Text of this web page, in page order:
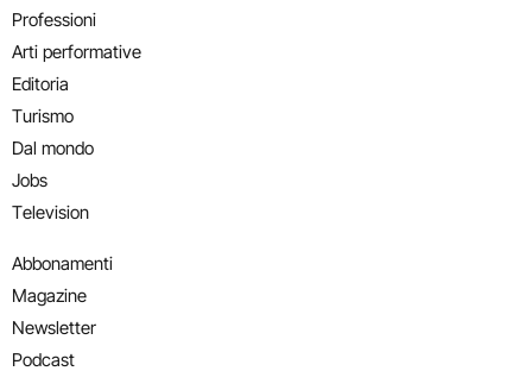
Professioni
Arti performative
Editoria
Turismo
Dal mondo
Jobs
Television
Abbonamenti
Magazine
Newsletter
Podcast